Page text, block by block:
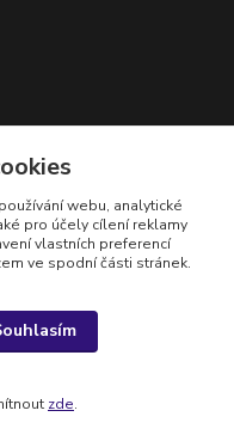
a marketing -
webu, analytické
pro účely cílení reklamy
vlastních preferencí
ve spodní části stránek.
zde.